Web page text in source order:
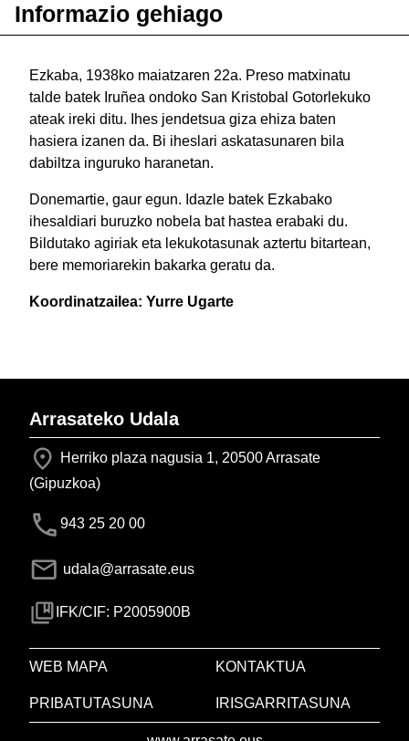
Informazio gehiago
Ezkaba, 1938ko maiatzaren 22a. Preso matxinatu
talde batek Iruñea ondoko San Kristobal Gotorlekuko
ateak ireki ditu. Ihes jendetsua giza ehiza baten
hasiera izanen da. Bi iheslari askatasunaren bila
dabiltza inguruko haranetan.
Donemartie, gaur egun. Idazle batek Ezkabako
ihesaldiari buruzko nobela bat hastea erabaki du.
Bildutako agiriak eta lekukotasunak aztertu bitartean,
bere memoriarekin bakarka geratu da.
Koordinatzailea: Yurre Ugarte
Arrasateko Udala
Herriko plaza nagusia 1, 20500 Arrasate
(Gipuzkoa)
943 25 20 00
udala@arrasate.eus
IFK/CIF: P2005900B
WEB MAPA KONTAKTUA
PRIBATUTASUNA IRISGARRITASUNA